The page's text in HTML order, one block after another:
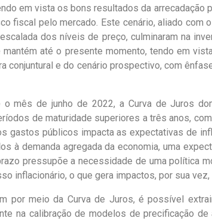
em vista os bons resultados da arrecadação
fiscal pelo mercado. Este cenário, aliado com
dos níveis de preço, culminaram na
até o presente momento, tendo em
conjuntural e do cenário prospectivo, com
o mês de junho de 2022, a Curva de Juros
de maturidade superiores a três anos,
gastos públicos impacta as expectativas de
à demanda agregada da economia, uma
pressupõe a necessidade de uma política
inflacionário, o que gera impactos, por sua vez,
por meio da Curva de Juros, é possível
na calibração de modelos de precificação